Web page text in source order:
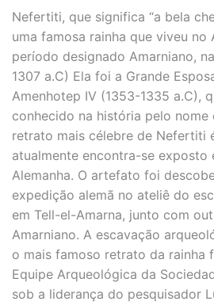
Nefertiti, que significa “a bela
uma famosa rainha que viveu no
período designado Amarniano,
1307 a.C) Ela foi a Grande
Amenhotep IV (1353-1335 a.C),
conhecido na história pelo nome
retrato mais célebre de Nefertiti
atualmente encontra-se exposto
Alemanha. O artefato foi
expedição alemã no ateliê do
em Tell-el-Amarna, junto com
Amarniano. A escavação
o mais famoso retrato da rainha
Equipe Arqueológica da
sob a liderança do pesquisador